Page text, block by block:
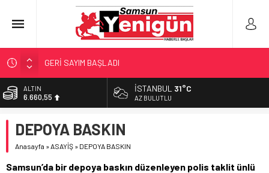
GERİ SAYIM BAŞLADI
SAMSUNSPOR’DA HEDEF 5’İNCİLİK!
‘BAFRA’YA YATIRIM YAPIN!’
YÖNETİCİ SEÇERKEN YAPILAN EN BÜYÜK HATALAR
ALTIN
6.660,55
13.779,39
DOLAR
İSTANBUL 31°C
AZ BULUTLU
DEPOYA BASKIN
Anasayfa »ASAYİŞ » DEPOYA BASKIN
Samsun’da bir depoya baskın düzenleyen polis taklit ünlü